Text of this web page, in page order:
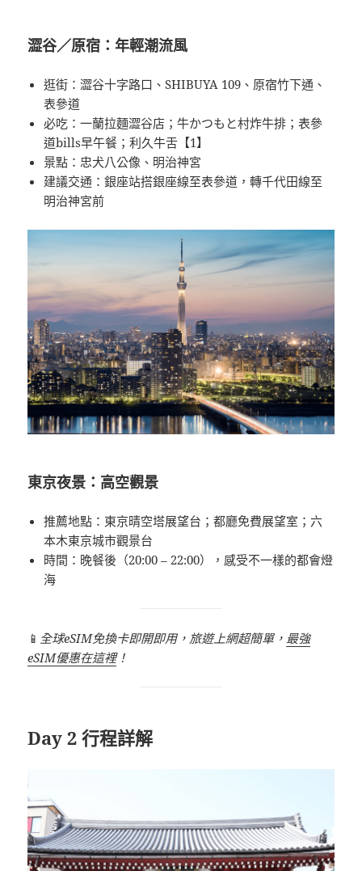
澀谷／原宿：年輕潮流風
逛街：澀谷十字路口、SHIBUYA 109、原宿竹下通、
表參道
必吃：一蘭拉麵澀谷店；牛かつもと村炸牛排；表參
道bills早午餐；利久牛舌【1】
景點：忠犬八公像、明治神宮
建議交通：銀座站搭銀座線至表參道，轉千代田線至
明治神宮前
東京夜景：高空觀景
推薦地點：東京晴空塔展望台；都廳免費展望室；六
本木東京城市觀景台
時間：晚餐後（20:00 – 22:00），感受不一樣的都會燈
海
📱 全球eSIM免換卡即開即用，旅遊上網超簡單，最強
eSIM優惠在這裡！
Day 2 行程詳解